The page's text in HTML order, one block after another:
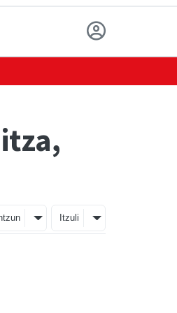
Itzuli